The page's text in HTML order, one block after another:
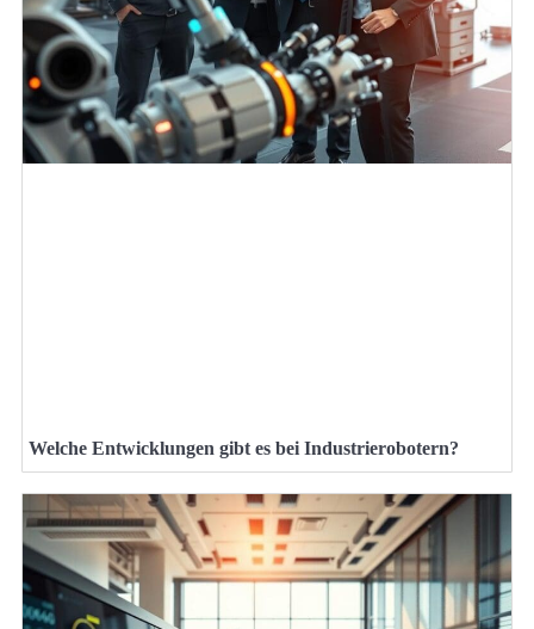
Welche Entwicklungen gibt es bei Industrierobotern?